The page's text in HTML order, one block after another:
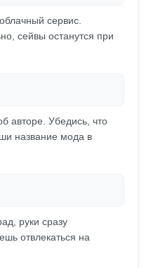
сервис.
сейвы останутся при
авторе. Убедись, что
название мода в
руки сразу
отвлекаться на